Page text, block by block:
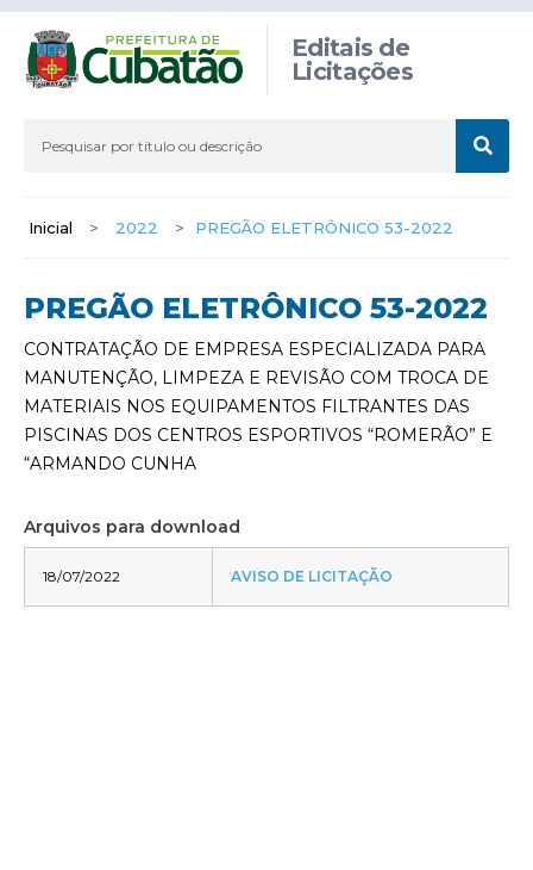
Editais de
Licitações
Inicial > 2022 > PREGÃO ELETRÔNICO 53-2022
PREGÃO ELETRÔNICO 53-2022
CONTRATAÇÃO DE EMPRESA ESPECIALIZADA PARA
MANUTENÇÃO, LIMPEZA E REVISÃO COM TROCA DE
MATERIAIS NOS EQUIPAMENTOS FILTRANTES DAS
PISCINAS DOS CENTROS ESPORTIVOS “ROMERÃO” E
“ARMANDO CUNHA
Arquivos para download
18/07/2022 AVISO DE LICITAÇÃO